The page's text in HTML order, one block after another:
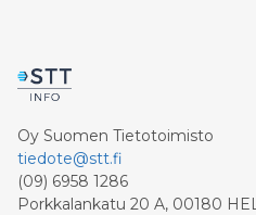
Oy Suomen Tietotoimisto
tiedote@stt.fi
(09) 6958 1286
Porkkalankatu 20 A, 00180